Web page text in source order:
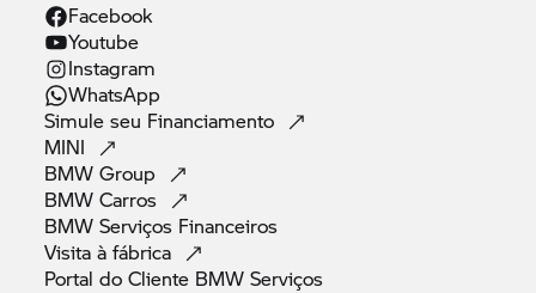
Facebook
Youtube
Instagram
WhatsApp
Simule seu Financiamento
MINI
BMWGroup
BMWCarros
BMW Serviços Financeiros
Visita àfábrica
Portal do Cliente BMW Serviços